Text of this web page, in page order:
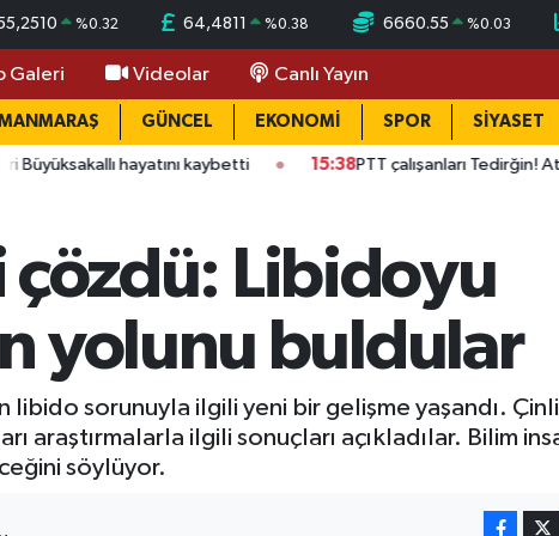
%0.32 64,4811 %0.38 6660.55 %0.03
Galeri Videolar Canlı Yayın
GÜNCEL EKONOMİ SPOR SİYASET
kaybetti 15:38PTT çalışanları Tedirğin! Ateş: "Vicdan
çözdü: Libidoyu
yolunu buldular
libido sorunuyla ilgili yeni bir gelişme yaşandı.
araştırmalarla ilgili sonuçları açıkladılar. Bilim
söylüyor.